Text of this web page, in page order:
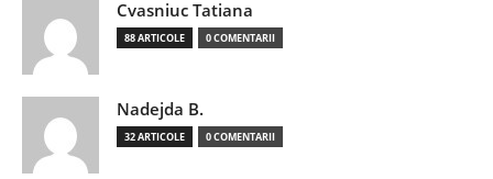
Cvasniuc Tatiana
88 ARTICOLE 0 COMENTARII
Nadejda B.
32 ARTICOLE 0 COMENTARII